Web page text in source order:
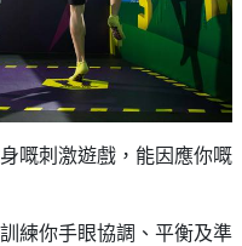
嘅刺激遊戲，能因應你嘅
練你手眼協調、平衡及準